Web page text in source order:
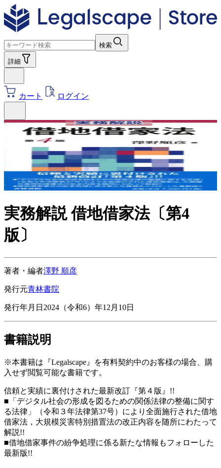
検索
詳細
カート ログイン
実務解説 借地借家法〔第4
版〕
著者・編者澤野 順彦
発行元青林書院
発行年月日 2024（令和6）年12月10日
書籍説明
※本書籍は『Legalscape』を有料契約中のお客様の場合、購
入せず閲覧可能な書籍です。
信頼と実績に裏付けされた最新改訂『第４版』!!
■「デジタル社会の形成を図るための関係法律の整備に関す
る法律」（令和３年法律第37号）により全面施行された借地
借家法，大規模災害特別措置法の改正内容を随所にわたって
解説!!
■借地借家事件の紛争処理に係る新たな情報もフォローした
最新版!!